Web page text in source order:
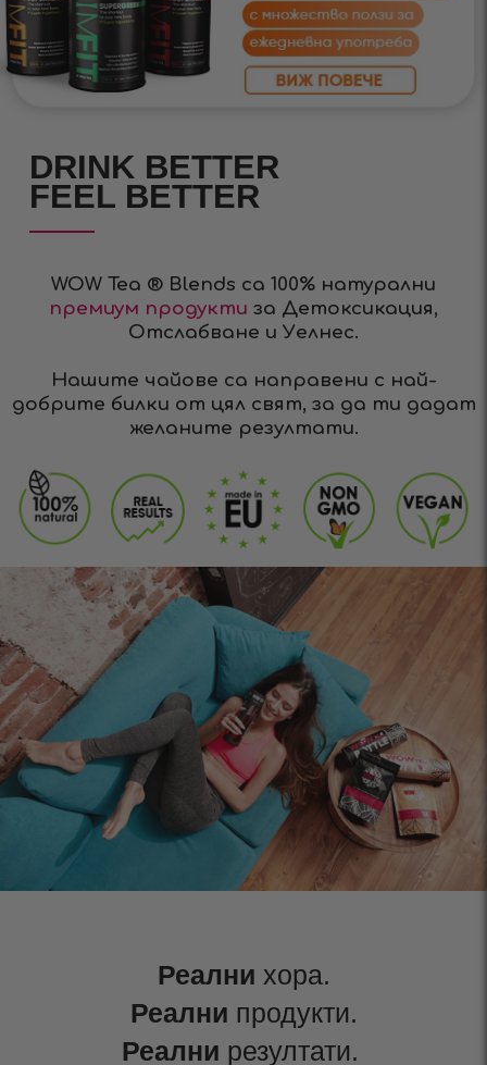
DRINK BETTER
FEEL BETTER
WOW Tea ® Blends са 100% натурални
премиум продукти за Детоксикация,
Отслабване и Уелнес.
Нашите чайове са направени с най-
добрите билки от цял свят, за да ти дадат
желаните резултати.
Реални хора.
Реални продукти.
Реални резултати.